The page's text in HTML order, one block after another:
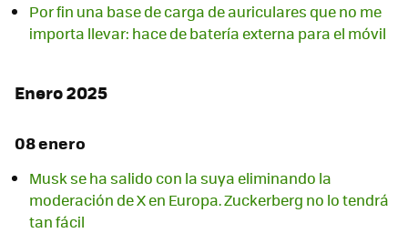
Por fin una base de carga de auriculares que no me
importa llevar: hace de batería externa para el móvil
Enero 2025
08 enero
Musk se ha salido con la suya eliminando la
moderación de X en Europa. Zuckerberg no lo tendrá
tan fácil